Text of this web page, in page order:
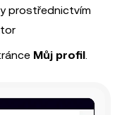
prostřednictvím
Můj profil